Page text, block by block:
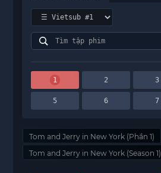
1 2 3
5 6 7
Tom and Jerry in New York (Phần 1)
Tom and Jerry in New York (Season 1)